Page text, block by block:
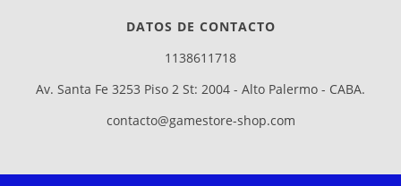
DATOS DE CONTACTO
1138611718
Av. Santa Fe 3253 Piso 2 St: 2004 - Alto Palermo - CABA.
contacto@gamestore-shop.com